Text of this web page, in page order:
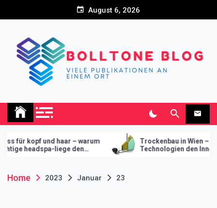
August 6, 2026
Bolltone Blog
und haar – warum
liege den
Trockenbau in Wien – Wie
Technologien den Innenausbau
revolutionieren
Home 2023 Januar 23